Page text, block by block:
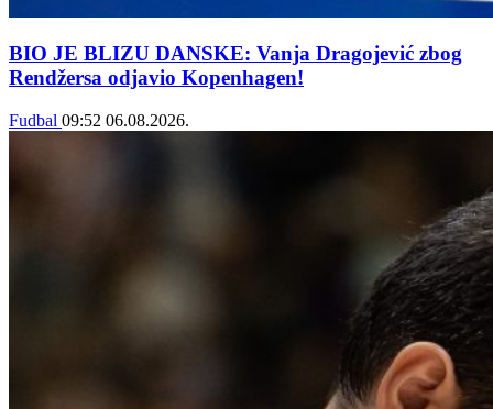
BIO JE BLIZU DANSKE: Vanja Dragojević zbog
Rendžersa odjavio Kopenhagen!
Fudbal 09:52 06.08.2026.